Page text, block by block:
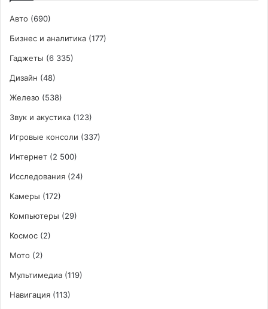
Авто (690)
Бизнес и аналитика (177)
Гаджеты (6 335)
Дизайн (48)
Железо (538)
Звук и акустика (123)
Игровые консоли (337)
Интернет (2 500)
Исследования (24)
Камеры (172)
Компьютеры (29)
Космос (2)
Мото (2)
Мультимедиа (119)
Навигация (113)